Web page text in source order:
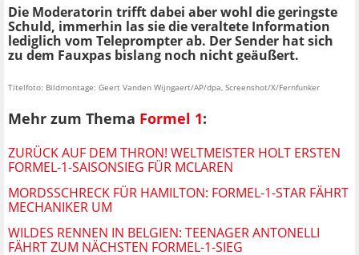
Die Moderatorin trifft dabei aber wohl die geringste
Schuld, immerhin las sie die veraltete Information
lediglich vom Teleprompter ab. Der Sender hat sich
zu dem Fauxpas bislang noch nicht geäußert.
Titelfoto: Bildmontage: Geert Vanden Wijngaert/AP/dpa, Screenshot/X/Fernfunker
Mehr zum Thema Formel 1:
ZURÜCK AUF DEM THRON! WELTMEISTER HOLT ERSTEN
FORMEL-1-SAISONSIEG FÜR MCLAREN
MORDSSCHRECK FÜR HAMILTON: FORMEL-1-STAR FÄHRT
MECHANIKER UM
WILDES RENNEN IN BELGIEN: TEENAGER ANTONELLI
FÄHRT ZUM NÄCHSTEN FORMEL-1-SIEG